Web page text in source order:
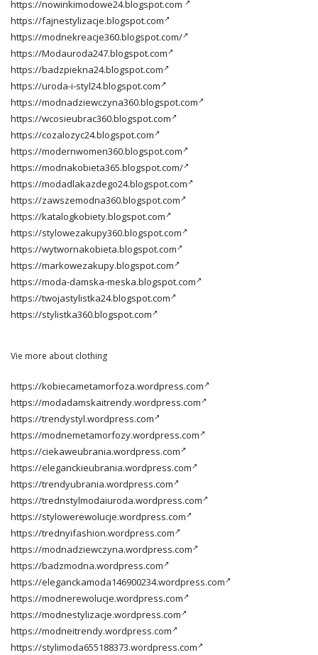
https://nowinkimodowe24.blogspot.com
https://fajnestylizacje.blogspot.com
https://modnekreacje360.blogspot.com/
https://Modauroda247.blogspot.com
https://badzpiekna24.blogspot.com
https://uroda-i-styl24.blogspot.com
https://modnadziewczyna360.blogspot.com
https://wcosieubrac360.blogspot.com
https://cozalozyc24.blogspot.com
https://modernwomen360.blogspot.com
https://modnakobieta365.blogspot.com/
https://modadlakazdego24.blogspot.com
https://zawszemodna360.blogspot.com
https://katalogkobiety.blogspot.com
https://stylowezakupy360.blogspot.com
https://wytwornakobieta.blogspot.com
https://markowezakupy.blogspot.com
https://moda-damska-meska.blogspot.com
https://twojastylistka24.blogspot.com
https://stylistka360.blogspot.com
Vie more about clothing
https://kobiecametamorfoza.wordpress.com
https://modadamskaitrendy.wordpress.com
https://trendystyl.wordpress.com
https://modnemetamorfozy.wordpress.com
https://ciekaweubrania.wordpress.com
https://eleganckieubrania.wordpress.com
https://trendyubrania.wordpress.com
https://trednstylmodaiuroda.wordpress.com
https://stylowerewolucje.wordpress.com
https://trednyifashion.wordpress.com
https://modnadziewczyna.wordpress.com
https://badzmodna.wordpress.com
https://eleganckamoda146900234.wordpress.com
https://modnerewolucje.wordpress.com
https://modnestylizacje.wordpress.com
https://modneitrendy.wordpress.com
https://stylimoda655188373.wordpress.com